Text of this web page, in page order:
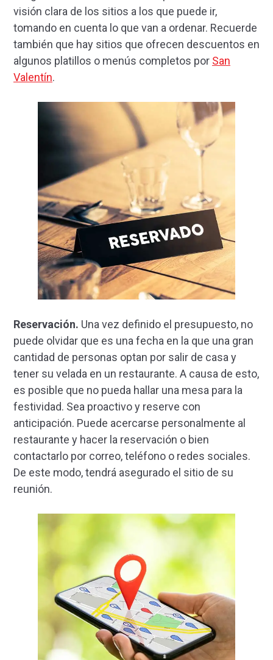
visión clara de los sitios a los que puede ir,
tomando en cuenta lo que van a ordenar. Recuerde
también que hay sitios que ofrecen descuentos en
algunos platillos o menús completos por San
Valentín.
Reservación. Una vez definido el presupuesto, no
puede olvidar que es una fecha en la que una gran
cantidad de personas optan por salir de casa y
tener su velada en un restaurante. A causa de esto,
es posible que no pueda hallar una mesa para la
festividad. Sea proactivo y reserve con
anticipación. Puede acercarse personalmente al
restaurante y hacer la reservación o bien
contactarlo por correo, teléfono o redes sociales.
De este modo, tendrá asegurado el sitio de su
reunión.